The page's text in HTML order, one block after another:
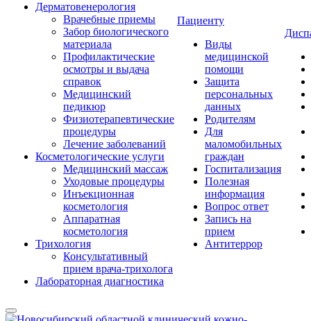
Дерматовенерология
Врачебные приемы
Забор биологического
материала
Профилактические
осмотры и выдача
справок
Медицинский
педикюр
Физиотерапевтические
процедуры
Лечение заболеваний
Косметологические услуги
Медицинский массаж
Уходовые процедуры
Инъекционная
косметология
Аппаратная
косметология
Трихология
Консультативный
прием врача-трихолога
Лабораторная диагностика
Пациенту
Виды
медицинской
помощи
Защита
персональных
данных
Родителям
Для
маломобильных
граждан
Госпитализация
Полезная
информация
Вопрос ответ
Запись на
прием
Антитеррор